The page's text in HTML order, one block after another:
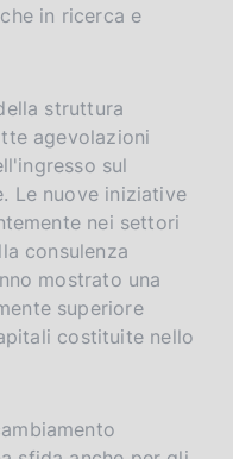
in ricerca e
struttura
agevolazioni
sul
Le nuove iniziative
nei settori
consulenza
mostrato una
superiore
costituite nello